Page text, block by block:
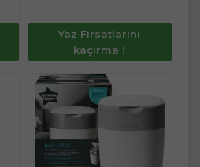
Yaz Fırsatlarını
kaçırma !